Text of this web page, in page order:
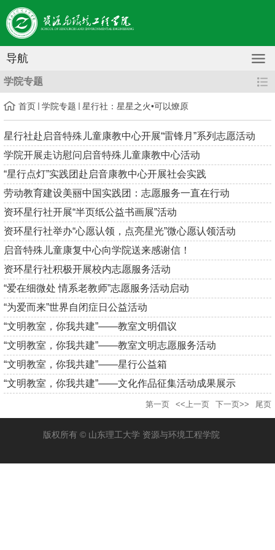
导航
学院专题
首页 学院专题 星行社：星星之火•可以燎原
星行社赴启音特殊儿童康教中心开展“雷锋月”系列志愿活动
学院开展走访慰问启音特殊儿童康教中心活动
“星行点灯”实践团赴启音康教中心开展社会实践
劳动教育建设美丽中国实践团：志愿服务一直在行动
资环星行社开展“半页纸公益书画展”活动
资环星行社举办“心愿认领，点亮星光”微心愿认领活动
启音特殊儿童康复中心向学院送来感谢信！
资环星行社积极开展校内志愿服务活动
“爱在细微处 情系老教师”志愿服务活动启动
“为爱而来”世界自闭症日公益活动
“文明教室，你我共建”——教室文明倡议
“文明教室，你我共建”——教室文明志愿服务活动
“文明教室，你我共建”——星行公益箱
“文明教室，你我共建”——文化作品征集活动成果展示
第一页 <<上一页 下一页>> 尾页
版权所有 © 山东理工大学 资源与环境工程学院